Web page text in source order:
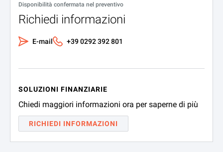
Disponibilità confermata nel preventivo
Richiedi informazioni
E-mail +39 0292 392 801
SOLUZIONI FINANZIARIE
Chiedi maggiori informazioni ora per saperne di più
RICHIEDI INFORMAZIONI